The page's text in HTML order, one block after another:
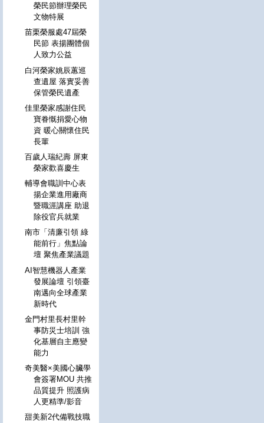
榮民節辦理榮民
文物特展
苗栗榮服處47屆榮
民節 表揚團體個
人致力公益
白河榮家姚辰蕙巡
查遺屋 落實妥善
保管榮民遺產
佳里榮家感謝住民
寶眷慨捐愛心物
資 暖心關懷住民
長輩
百歲人瑞紀壽 屏東
榮家歡喜慶生
輔導會職訓中心表
揚企業進用廠商
暨職涯講座 助退
除役官兵就業
南市「清廉引領 綠
能前行」焦點論
壇 聚焦產業議題
AI智慧機器人產業
發展論壇 引領臺
南邁向全球產業
新時代
金門村里長村里幹
事防災士培訓 強
化基層自主應變
能力
奇美醫×美國心臟學
會簽署MOU 共推
品質提升 照護病
人更精準/影音
甜美新2代備戰技職